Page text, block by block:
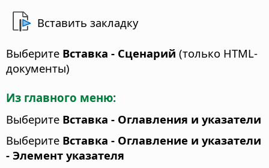
Вставить закладку
Выберите Вставка - Сценарий (только HTML-
документы)
Из главного меню:
Выберите Вставка - Оглавления и указатели
Выберите Вставка - Оглавление и указатели
- Элемент указателя